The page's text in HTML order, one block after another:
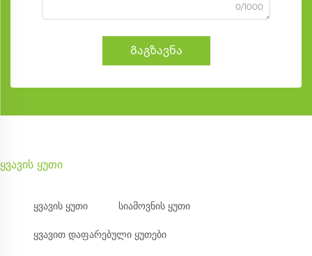
0/1000
Გაგზავნა
ყვავის ყუთი
ყვავის ყუთი სიამოვნის ყუთი
ყვავით დაფარებული ყუთები